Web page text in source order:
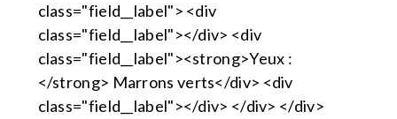
class="field__label"> <div
class="field__label"></div> <div
class="field__label"><strong>Yeux :
</strong> Marrons verts</div> <div
class="field__label"></div> </div> </div>